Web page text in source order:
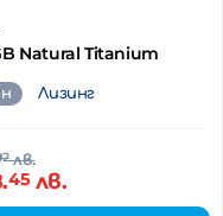
Natural Titanium
Лизинг
лв.
45лв.